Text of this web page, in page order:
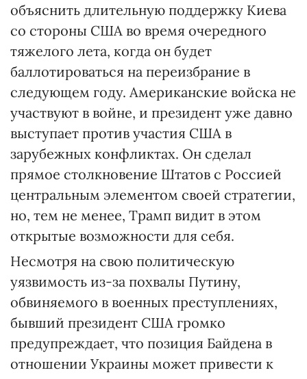
объяснить длительную поддержку Киева
со стороны США во время очередного
тяжелого лета, когда он будет
баллотироваться на переизбрание в
следующем году. Американские войска не
участвуют в войне, и президент уже давно
выступает против участия США в
зарубежных конфликтах. Он сделал
прямое столкновение Штатов с Россией
центральным элементом своей стратегии,
но, тем не менее, Трамп видит в этом
открытые возможности для себя.
Несмотря на свою политическую
уязвимость из-за похвалы Путину,
обвиняемого в военных преступлениях,
бывший президент США громко
предупреждает, что позиция Байдена в
отношении Украины может привести к